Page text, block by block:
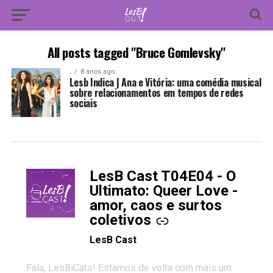
All posts tagged "Bruce Gomlevsky"
. 8 anos ago
Lesb Indica | Ana e Vitória: uma comédia musical
sobre relacionamentos em tempos de redes
sociais
LesB Cast T04E04 - O
Ultimato: Queer Love -
amor, caos e surtos
coletivos
-
LesB Cast
Fala, LesBiCats! Estamos de volta com mais um